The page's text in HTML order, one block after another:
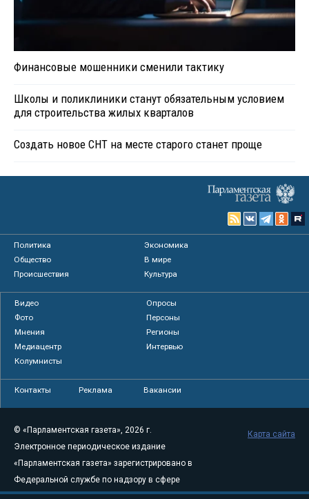
Финансовые мошенники сменили тактику
Школы и поликлиники станут обязательным условием
для строительства жилых кварталов
Создать новое СНТ на месте старого станет проще
Политика
Экономика
Общество
В мире
Происшествия
Культура
Видео
Опросы
Фото
Персоны
Мнения
Регионы
Медиацентр
Интервью
Колумнисты
Контакты Реклама Вакансии
© «Парламентская газета», 2026 г.
Электронное периодическое издание
«Парламентская газета» зарегистрировано в
Федеральной службе по надзору в сфере
связи, информационных технологий и
Карта сайта